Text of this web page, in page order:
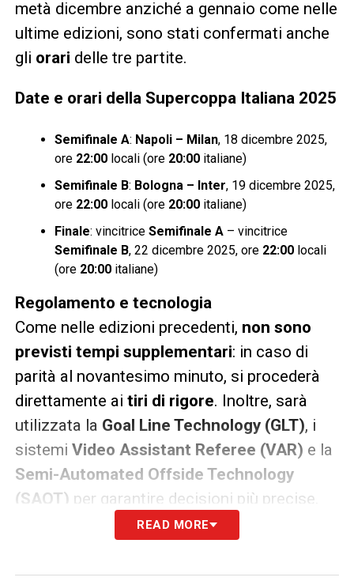
metà dicembre anziché a gennaio come nelle
ultime edizioni, sono stati confermati anche
gli orari delle tre partite.
Date e orari della Supercoppa Italiana 2025
Semifinale A: Napoli – Milan, 18 dicembre 2025,
ore 22:00locali (ore 20:00italiane)
Semifinale B: Bologna – Inter, 19 dicembre 2025,
ore 22:00locali (ore 20:00italiane)
Finale: vincitrice Semifinale A– vincitrice
Semifinale B, 22 dicembre 2025, ore 22:00locali
(ore 20:00italiane)
Regolamento e tecnologia
Come nelle edizioni precedenti, non sono
previsti tempi supplementari: in caso di
parità al novantesimo minuto, si procederà
direttamente ai tiri di rigore. Inoltre, sarà
utilizzata la Goal Line Technology (GLT), i
sistemi Video Assistant Referee (VAR) e la
Semi-Automated Offside Technology
(SAOT) per garantire decisioni più precise.
Ogni gara avrà anche l’integrazione del
READ MORE